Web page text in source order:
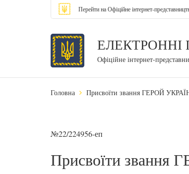
Перейти на Офіційне інтернет-
ЕЛЕКТРОННІ
Офіційне інтернет-
Головна Присвоїти звання ГЕРОЙ
№22/224956-еп
Присвоїти